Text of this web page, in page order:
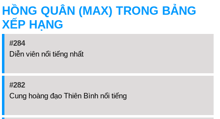
HỒNG QUÂN (MAX) TRONG BẢNG
XẾP HẠNG
#284
Diễn viên nổi tiếng nhất
#282
Cung hoàng đạo Thiên Bình nổi tiếng